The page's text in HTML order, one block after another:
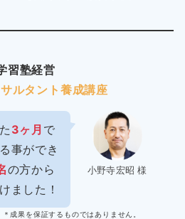
習塾経営
ルタント養成講座
小野寺宏昭 様
3ヶ月 で
事ができ
の方から
ました！
ものではありません。